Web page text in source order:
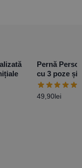
Pernă
cu 3 poze și
49,90lei